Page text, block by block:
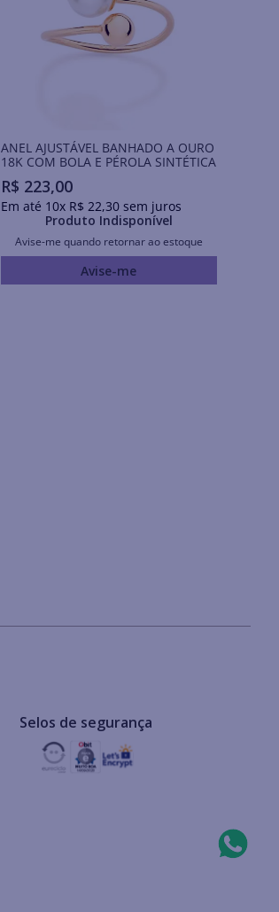
ANEL AJUSTÁVEL BANHADO A OURO
18K COM BOLA E PÉROLA SINTÉTICA
R$ 223,00
Em até 10x R$ 22,30sem juros
Produto Indisponível
Avise-me quando retornar ao estoque
Avise-me
Selos de segurança